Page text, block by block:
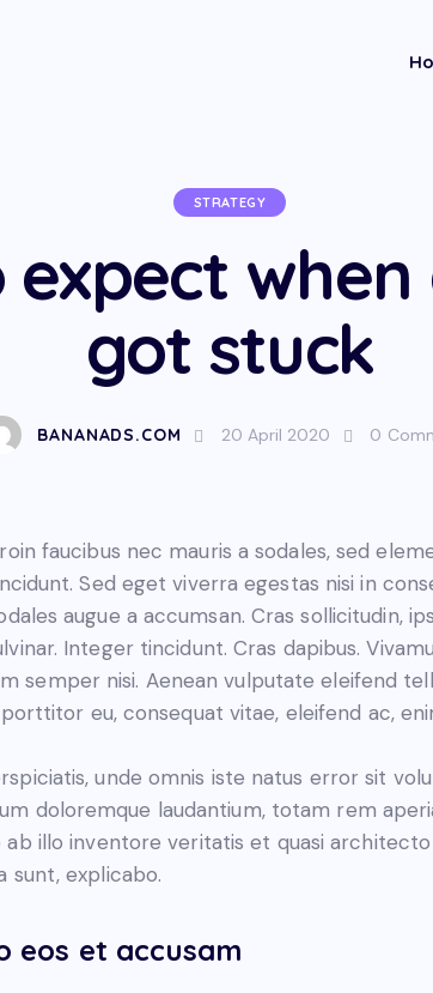
STRATEGY
got stuck
BANANADS.COM 20 April 2020 0
faucibus nec mauris a sodales, sed
Sed eget viverra egestas nisi in
augue a accumsan. Cras sollicitudin,
Integer tincidunt. Cras dapibus.
semper nisi. Aenean vulputate eleifend
eu, consequat vitae, eleifend ac,
unde omnis iste natus error sit
doloremque laudantium, totam rem
ab illo inventore veritatis et quasi
sunt, explicabo.
eos et accusam